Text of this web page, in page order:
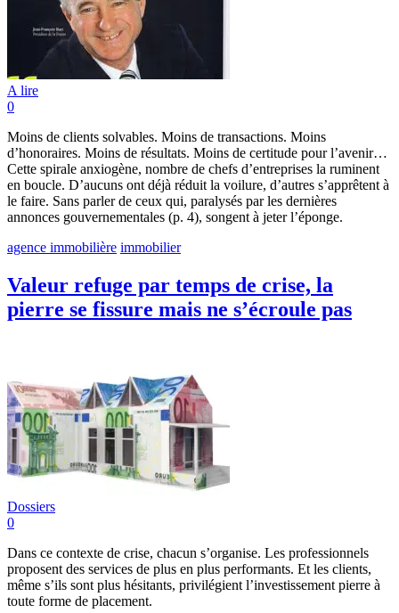
A lire
0
Moins de clients solvables. Moins de transactions. Moins
d’honoraires. Moins de résultats. Moins de certitude pour l’avenir…
Cette spirale anxiogène, nombre de chefs d’entreprises la ruminent
en boucle. D’aucuns ont déjà réduit la voilure, d’autres s’apprêtent à
le faire. Sans parler de ceux qui, paralysés par les dernières
annonces gouvernementales (p. 4), songent à jeter l’éponge.
agence immobilière immobilier
Valeur refuge par temps de crise, la
pierre se fissure mais ne s’écroule pas
Dossiers
0
Dans ce contexte de crise, chacun s’organise. Les professionnels
proposent des services de plus en plus performants. Et les clients,
même s’ils sont plus hésitants, privilégient l’investissement pierre à
toute forme de placement.